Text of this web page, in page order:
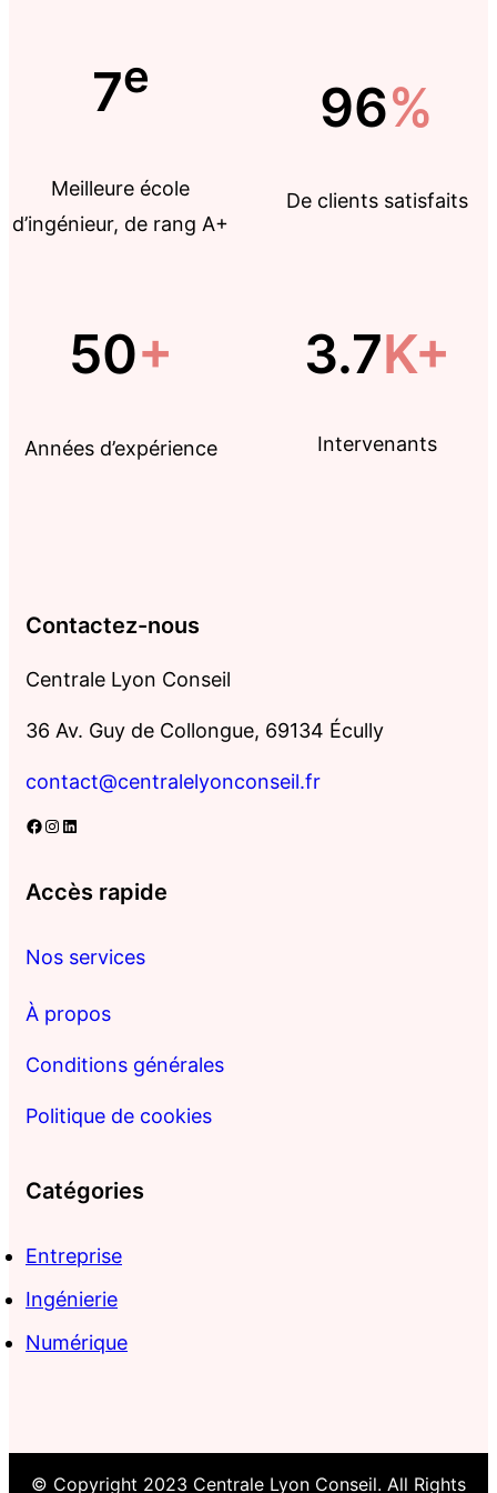
7e
Meilleure école
d’ingénieur, de rang A+
96%
De clients satisfaits
50+
Années d’expérience
3.7K+
Intervenants
Contactez-nous
Centrale Lyon Conseil
36 Av. Guy de Collongue, 69134 Écully
contact@centralelyonconseil.fr
Facebook Instagram LinkedIn
Accès rapide
Nos services
À propos
Conditions générales
Politique de cookies
Catégories
Entreprise
Ingénierie
Numérique
© Copyright 2023 Centrale Lyon Conseil. All Rights